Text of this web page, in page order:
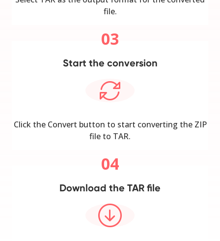
file.
03
Start the conversion
Click the Convert button to start converting the ZIP
file to TAR.
04
Download the TAR file